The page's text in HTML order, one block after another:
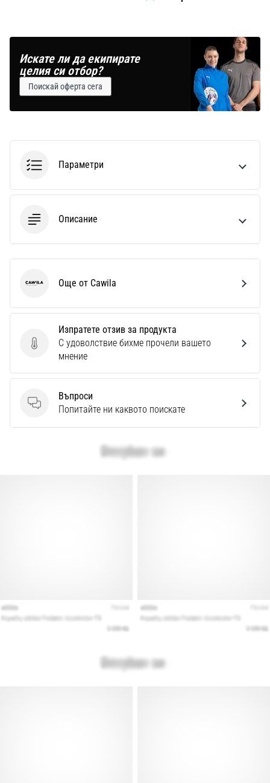
Искате ли да екипирате
целия си отбор?
Поискай оферта сега
Параметри
Описание
Изпратете отзив за продукта
Изпратете отзив за продукта
С удоволствие бихме прочели вашето
мнение
Въпроси
Въпроси
Попитайте ни каквото поискате
Cawila Още от Cawila